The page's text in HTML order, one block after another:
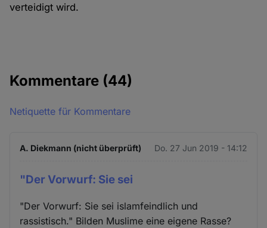
verteidigt wird.
Kommentare (44)
Netiquette für Kommentare
A. Diekmann (nicht überprüft) Do. 27 Jun 2019 - 14:12
"Der Vorwurf: Sie sei
"Der Vorwurf: Sie sei islamfeindlich und
rassistisch." Bilden Muslime eine eigene Rasse?